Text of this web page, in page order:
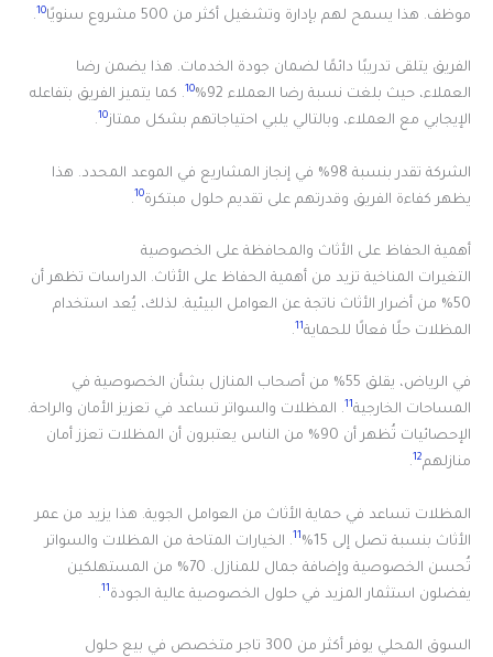
موظف. هذا يسمح لهم بإدارة وتشغيل أكثر من 500 مشروع سنويًا 10
.
الفريق يتلقى تدريبًا دائمًا لضمان جودة الخدمات. هذا يضمن رضا
العملاء، حيث بلغت نسبة رضا العملاء 92%
10. كما يتميز الفريق بتفاعله
الإيجابي مع العملاء، وبالتالي يلبي احتياجاتهم بشكل ممتاز10
.
الشركة تقدر بنسبة 98% في إنجاز المشاريع في الموعد المحدد. هذا
يظهر كفاءة الفريق وقدرتهم على تقديم حلول مبتكرة10
.
أهمية الحفاظ على الأثاث والمحافظة على الخصوصية
التغيرات المناخية تزيد من أهمية الحفاظ على الأثاث. الدراسات تظهر أن
50% من أضرار الأثاث ناتجة عن العوامل البيئية. لذلك، يُعد استخدام
المظلات حلًا فعالًا للحماية11
.
في الرياض، يقلق 55% من أصحاب المنازل بشأن الخصوصية في
المساحات الخارجية11. المظلات والسواتر تساعد في تعزيز الأمان والراحة.
الإحصائيات تُظهر أن 90% من الناس يعتبرون أن المظلات تعزز أمان
منازلهم12
.
المظلات تساعد في حماية الأثاث من العوامل الجوية. هذا يزيد من عمر
الأثاث بنسبة تصل إلى 15%
11 . الخيارات المتاحة من المظلات والسواتر
تُحسن الخصوصية وإضافة جمال للمنازل. 70% من المستهلكين
يفضلون استثمار المزيد في حلول الخصوصية عالية الجودة11
.
السوق المحلي يوفر أكثر من 300 تاجر متخصص في بيع حلول